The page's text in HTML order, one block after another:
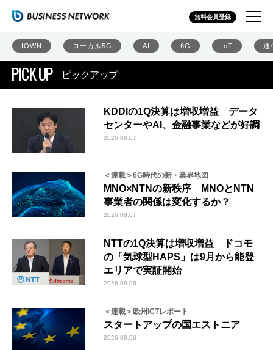
無料会員登録
IOWN ローカル5G AI 6G IoT 通
PICK UP ピックアップ
KDDIの1Q決算は増収増益 データ
センターやAI、金融事業などが好調
2026.08.07
＜連載＞6G時代の新・業界地図
MNO×NTNの新秩序 MNOとNTN
事業者の関係は変化するか？
2026.08.07
NTTの1Q決算は増収増益 ドコモ
の「気球型HAPS」は9月から能登
エリアで実証開始
2026.08.06
＜連載＞欧州ICTレポート
スタートアップの国エストニア
2026.08.06